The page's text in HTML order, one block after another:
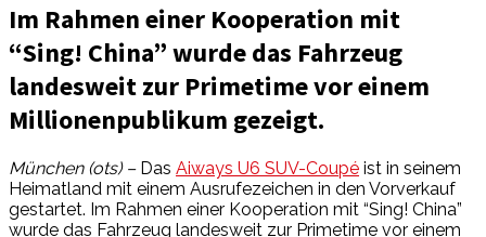
Im Rahmen einer Kooperation mit
“Sing! China” wurde das Fahrzeug
landesweit zur Primetime vor einem
Millionenpublikum gezeigt.
München (ots) – Das Aiways U6 SUV-Coupé ist in seinem
Heimatland mit einem Ausrufezeichen in den Vorverkauf
gestartet. Im Rahmen einer Kooperation mit “Sing! China”
wurde das Fahrzeug landesweit zur Primetime vor einem